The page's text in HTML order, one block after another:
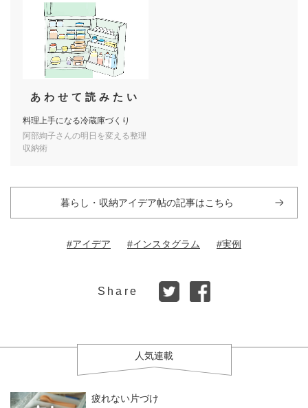
あわせて読みたい
料理上手になる冷蔵庫づくり
阿部絢子さんの明日を変える整理
収納術
暮らし・収納アイデア帖の記事はこちら
#アイデア #インスタグラム #実例
Share
人気連載
疲れない片づけ